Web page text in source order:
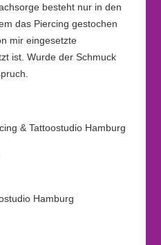
besteht nur in den
das Piercing gestochen
mir eingesetzte
ist. Wurde der Schmuck
& Tattoostudio Hamburg
Hamburg